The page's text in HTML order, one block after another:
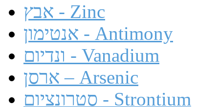
אבץ - Zinc
אנטימון - Antimony
ונדיום - Vanadium
ארסן – Arsenic
סטרונציום - Strontium